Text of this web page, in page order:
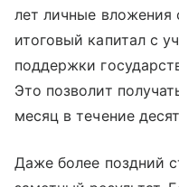
лет личные вложения
итоговый капитал с
поддержки
Это позволит
месяц в течение
Даже более поздний